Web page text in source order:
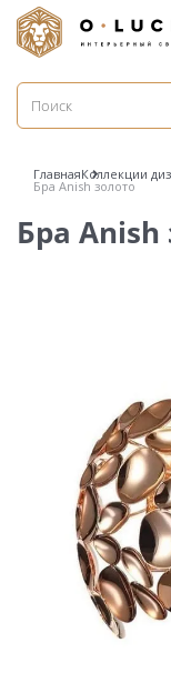
ГлавнаяКоллекции
Бра Anish золото
Бра Anish